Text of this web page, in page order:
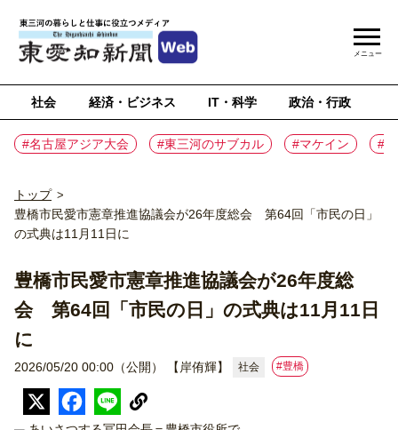
社会 経済・ビジネス IT・科学 政治・行政
#名古屋アジア大会 #東三河のサブカル #マケイン #
メニュー
トップ >
豊橋市民愛市憲章推進協議会が26年度総会 第64回「市民の日」
の式典は11月11日に
豊橋市民愛市憲章推進協議会が26年度総
会 第64回「市民の日」の式典は11月11日
に
2026/05/20 00:00（公開） 【岸侑輝】 社会 #豊橋